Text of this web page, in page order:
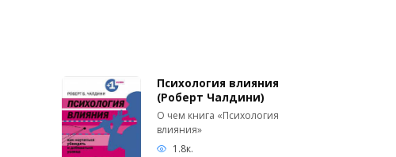
Психология влияния
(Роберт Чалдини)
О чем книга «Психология
влияния»
1.8к.